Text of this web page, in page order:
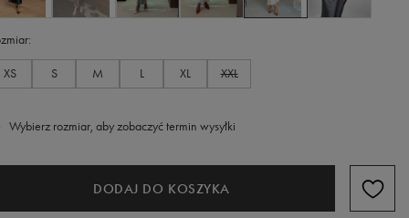
XS S M L XL XXL
Wybierz rozmiar, aby zobaczyć termin wysyłki
DODAJ DO KOSZYKA